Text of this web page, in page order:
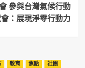
參與台灣氣候行動
：展現淨零行動力
教育 焦點 社團